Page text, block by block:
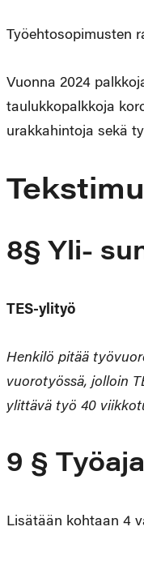
Työehtosopimusten
Vuonna 2024
taulukkopalkkoja
urakkahintoja sekä
8§ Yli-
TES-ylityö
Henkilö pitää
vuorotyössä, jolloin
ylittävä työ 40
9 §
Lisätään kohtaan 4